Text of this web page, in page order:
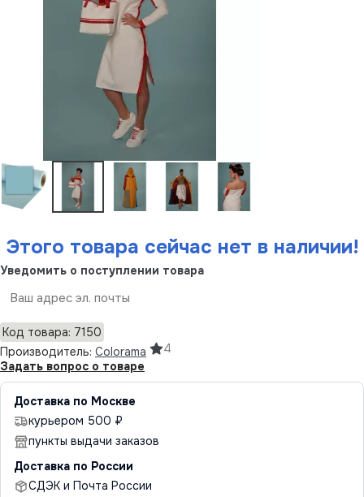
Этого товара сейчас нет в наличии!
Уведомить о поступлении товара
Код товара: 7150
Производитель: Colorama
4
Задать вопрос о товаре
Доставка по Москве
курьером 500 ₽
пункты выдачи заказов
Доставка по России
СДЭК и Почта России